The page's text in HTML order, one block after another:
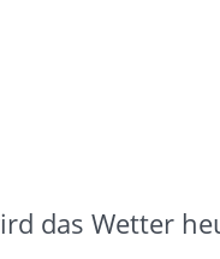
das Wetter
Gewitterrisiko in 3h